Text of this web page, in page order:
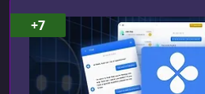
сервис Nodebase —
визуального
workflow‑систем с
AI‑моделей.О
+7